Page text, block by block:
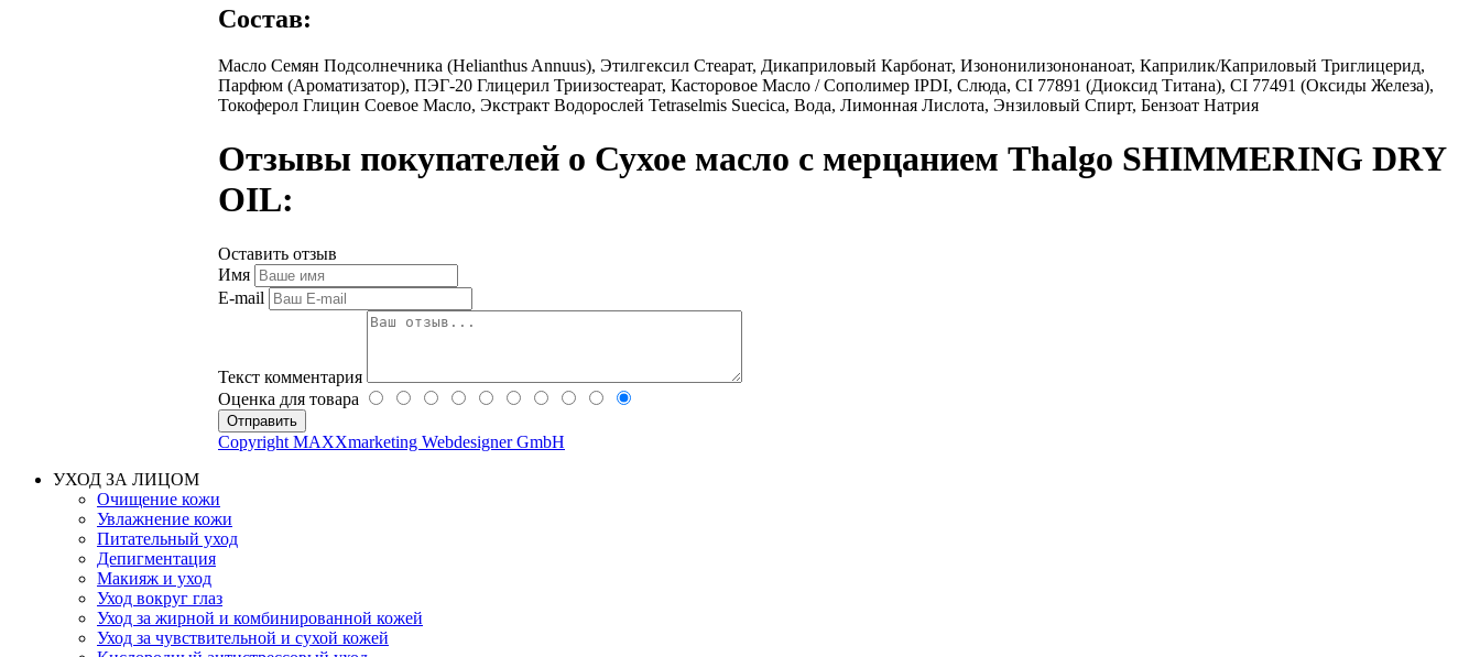
Состав:
Масло Cемян Подсолнечника (Helianthus Annuus), Этилгексил Стеарат, Дикаприловый Карбонат, Изононилизононаноат, Каприлик/Каприловый Триглицерид,
Парфюм (Ароматизатор), ПЭГ-20 Глицерил Триизостеарат, Касторовое Масло / Сополимер IPDI, Слюда, CI 77891 (Диоксид Титана), CI 77491 (Оксиды Железа),
Токоферол Глицин Соевое Масло, Экстракт Водорослей Tetraselmis Suecica, Вода, Лимонная Лислота, Энзиловый Спирт, Бензоат Натрия
Отзывы покупателей о Сухое масло с мерцанием Thalgo SHIMMERING DRY
OIL:
Оставить отзыв
Имя
E-mail
Текст комментария
Оценка для товара
Copyright MAXXmarketing Webdesigner GmbH
УХОД ЗА ЛИЦОМ
Очищение кожи
Увлажнение кожи
Питательный уход
Депигментация
Макияж и уход
Уход вокруг глаз
Уход за жирной и комбинированной кожей
Уход за чувствительной и сухой кожей